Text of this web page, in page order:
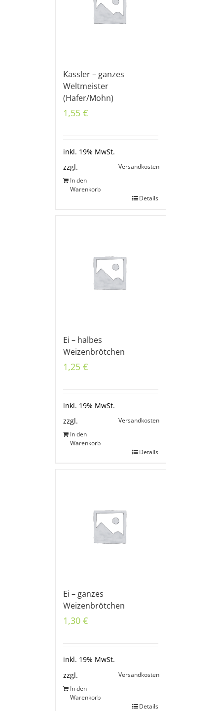
Kassler – ganzes
Weltmeister
(Hafer/Mohn)
1,55 €
inkl. 19% MwSt.
zzgl.
Versandkosten
In den
Warenkorb
Details
Ei – halbes
Weizenbrötchen
1,25 €
inkl. 19% MwSt.
zzgl.
Versandkosten
In den
Warenkorb
Details
Ei – ganzes
Weizenbrötchen
1,30 €
inkl. 19% MwSt.
zzgl.
Versandkosten
In den
Warenkorb
Details